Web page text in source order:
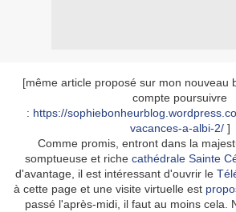
[même article proposé sur mon nouveau
compte poursuivre
: https://
vacances-a-albi-2/]
Comme promis, entront dans la
somptueuse et riche cathédrale Sainte
d'avantage, il est intéressant d'ouvrir le
à cette page et une visite virtuelle est
passé l'après-midi, il faut au moins cela.